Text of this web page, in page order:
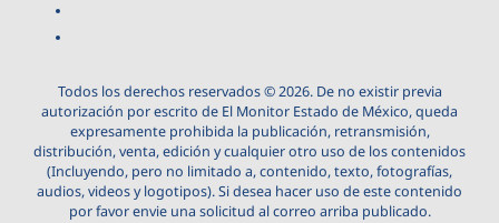
Todos los derechos reservados © 2026. De no existir previa
autorización por escrito de El Monitor Estado de México, queda
expresamente prohibida la publicación, retransmisión,
distribución, venta, edición y cualquier otro uso de los contenidos
(Incluyendo, pero no limitado a, contenido, texto, fotografías,
audios, videos y logotipos). Si desea hacer uso de este contenido
por favor envie una solicitud al correo arriba publicado.